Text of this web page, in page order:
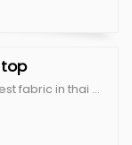
top made from best fabric in thai with high quality, unique and cute style color : white,peach,blue,beige scott size : breast 36" lenght 18"